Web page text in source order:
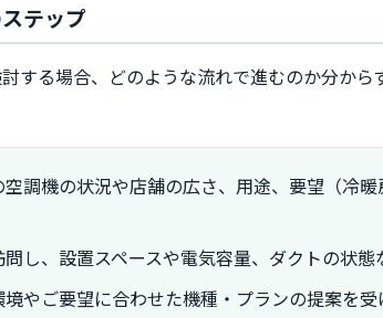
テップ
する場合、どのような流れで進むのか分か
空調機の状況や店舗の広さ、用途、要望（冷
し、設置スペースや電気容量、ダクトの状態
境やご要望に合わせた機種・プランの提案を